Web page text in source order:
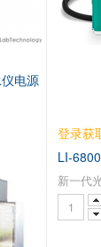
仪电源
登录获
LI-
新一代